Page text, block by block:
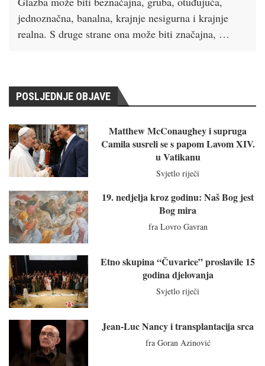
jednoznačna, banalna, krajnje nesigurna i krajnje
realna. S druge strane ona može biti značajna, …
POSLJEDNJE OBJAVE
Matthew McConaughey i supruga
Camila susreli se s papom Lavom XIV.
u Vatikanu
Svjetlo riječi
19. nedjelja kroz godinu: Naš Bog jest
Bog mira
fra Lovro Gavran
Etno skupina “Čuvarice” proslavile 15
godina djelovanja
Svjetlo riječi
Jean-Luc Nancy i transplantacija srca
fra Goran Azinović